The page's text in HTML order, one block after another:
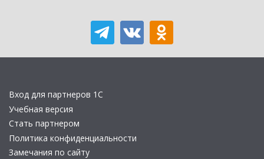
Вход для партнеров 1С
Учебная версия
Стать партнером
Политика конфиденциальности
Замечания по сайту